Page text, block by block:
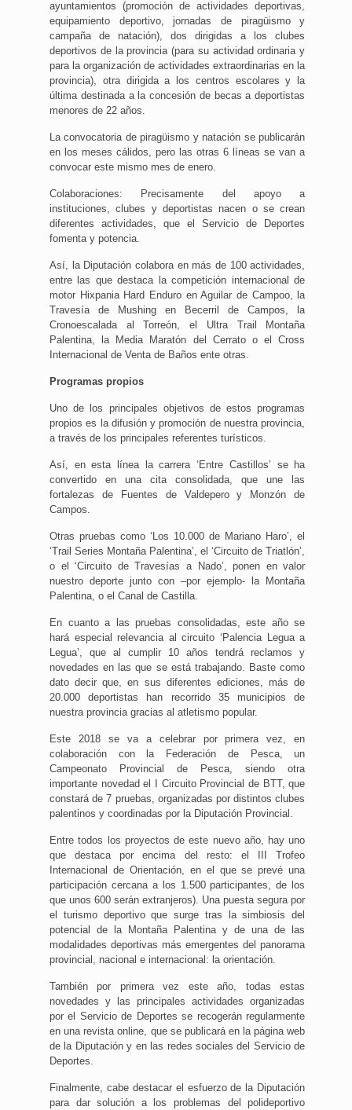
ayuntamientos (promoción de actividades deportivas,
equipamiento deportivo, jornadas de piragüismo y
campaña de natación), dos dirigidas a los clubes
deportivos de la provincia (para su actividad ordinaria y
para la organización de actividades extraordinarias en la
provincia), otra dirigida a los centros escolares y la
última destinada a la concesión de becas a deportistas
menores de 22 años.
La convocatoria de piragüismo y natación se publicarán
en los meses cálidos, pero las otras 6 líneas se van a
convocar este mismo mes de enero.
Colaboraciones: Precisamente del apoyo a
instituciones, clubes y deportistas nacen o se crean
diferentes actividades, que el Servicio de Deportes
fomenta y potencia.
Así, la Diputación colabora en más de 100 actividades,
entre las que destaca la competición internacional de
motor Hixpania Hard Enduro en Aguilar de Campoo, la
Travesía de Mushing en Becerril de Campos, la
Cronoescalada al Torreón, el Ultra Trail Montaña
Palentina, la Media Maratón del Cerrato o el Cross
Internacional de Venta de Baños ente otras.
Programas propios
Uno de los principales objetivos de estos programas
propios es la difusión y promoción de nuestra provincia,
a través de los principales referentes turísticos.
Así, en esta línea la carrera ‘Entre Castillos’ se ha
convertido en una cita consolidada, que une las
fortalezas de Fuentes de Valdepero y Monzón de
Campos.
Otras pruebas como ‘Los 10.000 de Mariano Haro’, el
‘Trail Series Montaña Palentina’, el ‘Circuito de Triatlón’,
o el ‘Circuito de Travesías a Nado’, ponen en valor
nuestro deporte junto con –por ejemplo- la Montaña
Palentina, o el Canal de Castilla.
En cuanto a las pruebas consolidadas, este año se
hará especial relevancia al circuito ‘Palencia Legua a
Legua’, que al cumplir 10 años tendrá reclamos y
novedades en las que se está trabajando. Baste como
dato decir que, en sus diferentes ediciones, más de
20.000 deportistas han recorrido 35 municipios de
nuestra provincia gracias al atletismo popular.
Este 2018 se va a celebrar por primera vez, en
colaboración con la Federación de Pesca, un
Campeonato Provincial de Pesca, siendo otra
importante novedad el I Circuito Provincial de BTT, que
constará de 7 pruebas, organizadas por distintos clubes
palentinos y coordinadas por la Diputación Provincial.
Entre todos los proyectos de este nuevo año, hay uno
que destaca por encima del resto: el III Trofeo
Internacional de Orientación, en el que se prevé una
participación cercana a los 1.500 participantes, de los
que unos 600 serán extranjeros). Una puesta segura por
el turismo deportivo que surge tras la simbiosis del
potencial de la Montaña Palentina y de una de las
modalidades deportivas más emergentes del panorama
provincial, nacional e internacional: la orientación.
También por primera vez este año, todas estas
novedades y las principales actividades organizadas
por el Servicio de Deportes se recogerán regularmente
en una revista online, que se publicará en la página web
de la Diputación y en las redes sociales del Servicio de
Deportes.
Finalmente, cabe destacar el esfuerzo de la Diputación
para dar solución a los problemas del polideportivo